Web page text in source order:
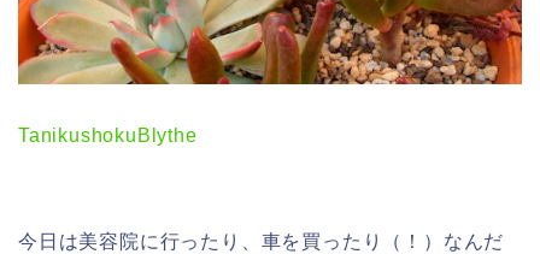
TanikushokuBlythe
今日は美容院に行ったり、車を買ったり（！）なんだ